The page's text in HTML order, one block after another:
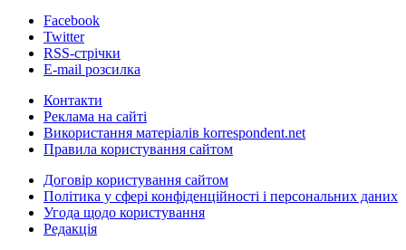
Facebook
Twitter
RSS-стрічки
E-mail розсилка
Контакти
Реклама на сайті
Використання матеріалів korrespondent.net
Правила користування сайтом
Договір користування сайтом
Політика у сфері конфіденційності і персональних даних
Угода щодо користування
Редакція